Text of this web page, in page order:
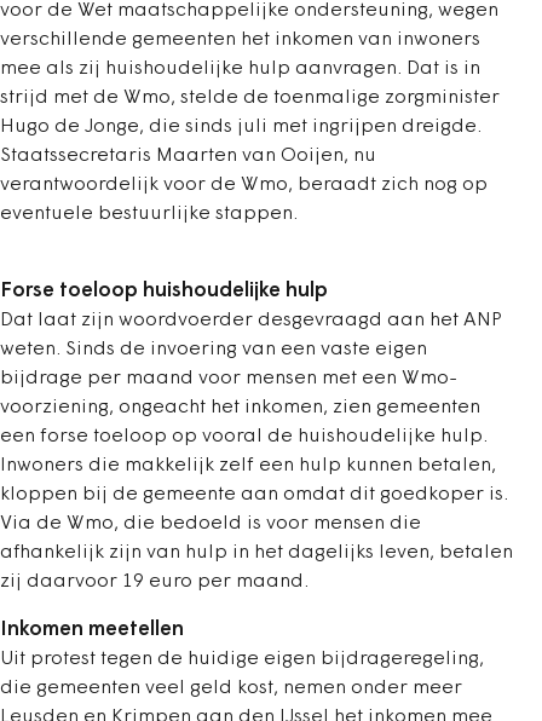
voor de Wet maatschappelijke ondersteuning, wegen
verschillende gemeenten het inkomen van inwoners
mee als zij huishoudelijke hulp aanvragen. Dat is in
strijd met de Wmo, stelde de toenmalige zorgminister
Hugo de Jonge, die sinds juli met ingrijpen dreigde.
Staatssecretaris Maarten van Ooijen, nu
verantwoordelijk voor de Wmo, beraadt zich nog op
eventuele bestuurlijke stappen.
Forse toeloop huishoudelijke hulp
Dat laat zijn woordvoerder desgevraagd aan het ANP
weten. Sinds de invoering van een vaste eigen
bijdrage per maand voor mensen met een Wmo-
voorziening, ongeacht het inkomen, zien gemeenten
een forse toeloop op vooral de huishoudelijke hulp.
Inwoners die makkelijk zelf een hulp kunnen betalen,
kloppen bij de gemeente aan omdat dit goedkoper is.
Via de Wmo, die bedoeld is voor mensen die
afhankelijk zijn van hulp in het dagelijks leven, betalen
zij daarvoor 19 euro per maand.
Inkomen meetellen
Uit protest tegen de huidige eigen bijdrageregeling,
die gemeenten veel geld kost, nemen onder meer